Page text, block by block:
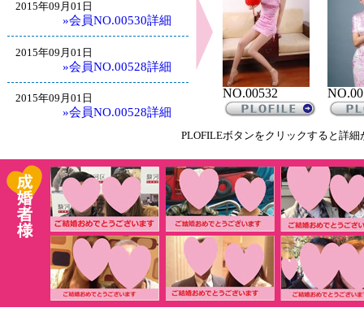
2015年09月01日
»会員NO.00530詳細
2015年09月01日
»会員NO.00528詳細
2015年09月01日
»会員NO.00528詳細
NO.00532
PLOFILEボタンをクリックする